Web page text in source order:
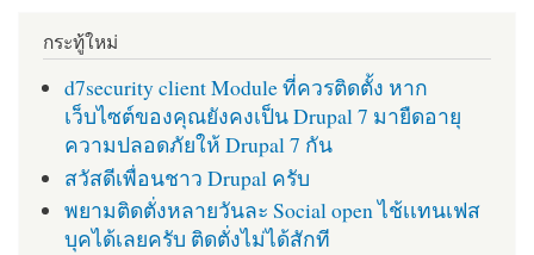
กระทู้ใหม่
d7security client Module ที่ควรติดตั้ง หาก
เว็บไซต์ของคุณยังคงเป็น Drupal 7 มายืดอายุ
ความปลอดภัยให้ Drupal 7 กัน
สวัสดีเพื่อนชาว Drupal ครับ
พยามติดตั่งหลายวันละ Social open ไช้เเทนเฟส
บุคได้เลยครับ ติดตั่งไม่ได้สักที